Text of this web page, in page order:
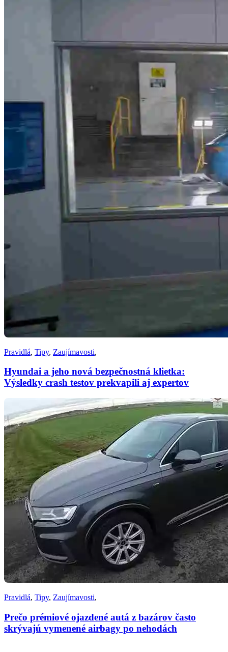
Pravidlá, Tipy, Zaujímavosti,
Hyundai a jeho nová bezpečnostná klietka:
Výsledky crash testov prekvapili aj expertov
Pravidlá, Tipy, Zaujímavosti,
Prečo prémiové ojazdené autá z bazárov často
skrývajú vymenené airbagy po nehodách